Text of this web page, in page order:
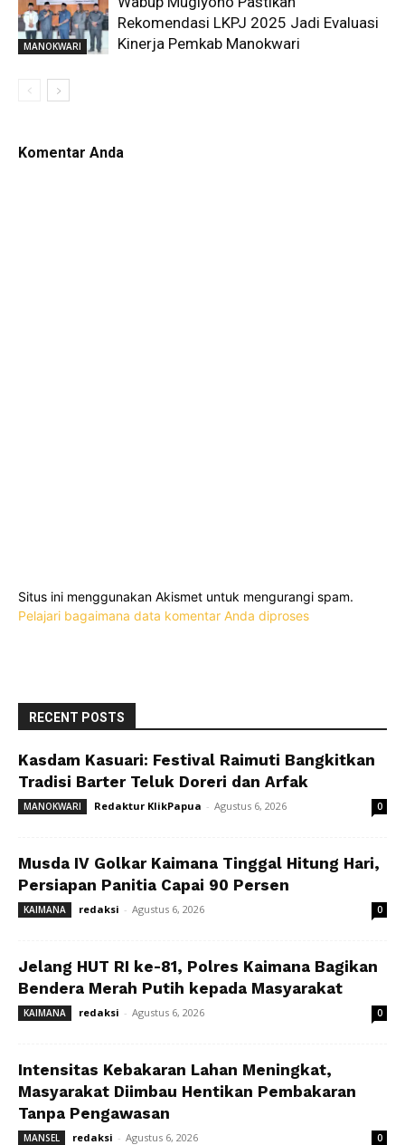
MANOKWARI
Rekomendasi LKPJ 2025 Jadi Evaluasi
Kinerja Pemkab Manokwari
Komentar Anda
Situs ini menggunakan Akismet untuk mengurangi spam.
Pelajari bagaimana data komentar Anda diproses
RECENT POSTS
Kasdam Kasuari: Festival Raimuti Bangkitkan
Tradisi Barter Teluk Doreri dan Arfak
MANOKWARI Redaktur KlikPapua - Agustus 6, 2026 0
Musda IV Golkar Kaimana Tinggal Hitung Hari,
Persiapan Panitia Capai 90 Persen
KAIMANA redaksi - Agustus 6, 2026 0
Jelang HUT RI ke-81, Polres Kaimana Bagikan
Bendera Merah Putih kepada Masyarakat
KAIMANA redaksi - Agustus 6, 2026 0
Intensitas Kebakaran Lahan Meningkat,
Masyarakat Diimbau Hentikan Pembakaran
Tanpa Pengawasan
MANSEL redaksi - Agustus 6, 2026 0